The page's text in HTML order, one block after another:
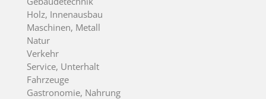
Holz, Innenausbau
Maschinen, Metall
Natur
Verkehr
Service, Unterhalt
Fahrzeuge
Gastronomie, Nahrung